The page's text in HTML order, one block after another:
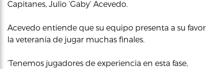
Capitanes, Julio ‘Gaby’ Acevedo.
Acevedo entiende que su equipo presenta a su favor
la veteranía de jugar muchas finales.
‘Tenemos jugadores de experiencia en esta fase,